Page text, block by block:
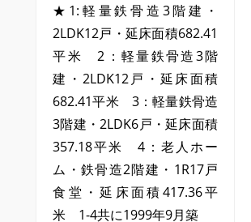
★1:軽量鉄骨造3階建・
2LDK12戸・延床面積682.41
平米 2：軽量鉄骨造3階
建・2LDK12戸・延床面積
682.41平米 3：軽量鉄骨造
3階建・2LDK6戸・延床面積
357.18平米 4：老人ホー
ム・鉄骨造2階建・1R17戸
食堂・延床面積417.36平
米 1-4共に1999年9月築